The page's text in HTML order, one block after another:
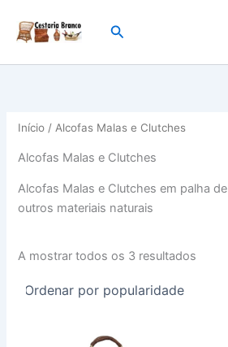
content
Search
Início / Alcofas Malas e Clutches
Alcofas Malas e Clutches
Alcofas Malas e Clutches em palha
outros materiais naturais
A mostrar todos os 3 resultados